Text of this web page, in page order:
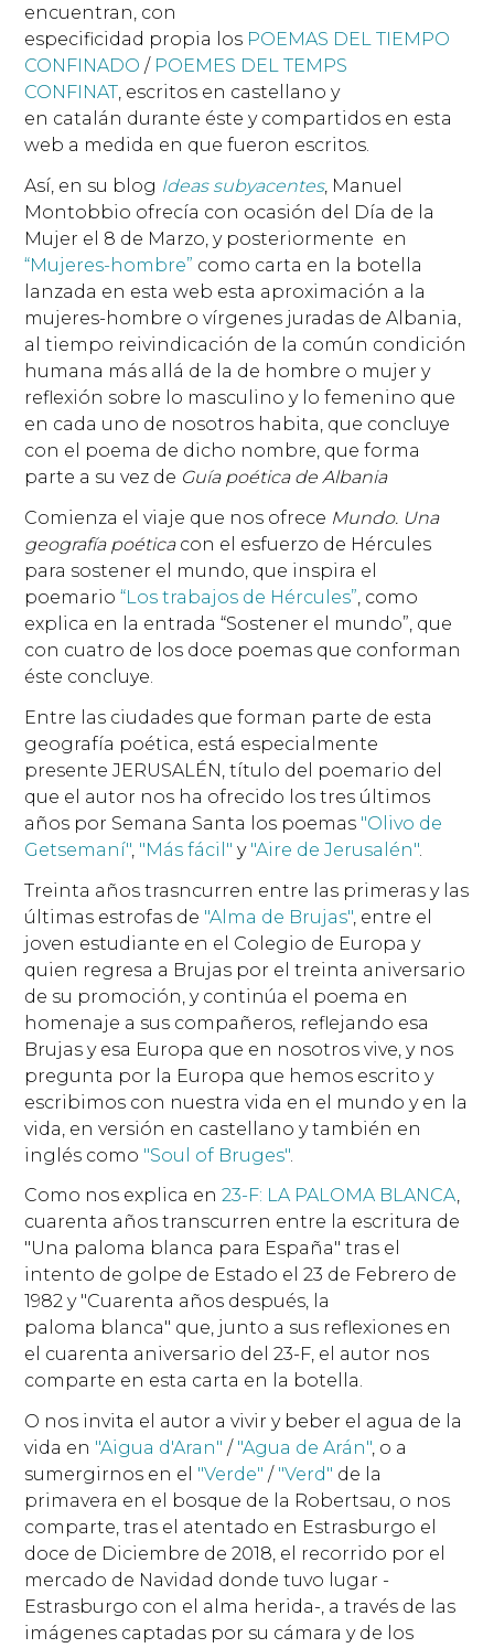
encuentran, con
especificidad propia los POEMAS DEL TIEMPO
CONFINADO / POEMES DEL TEMPS
CONFINAT, escritos en castellano y
en catalán durante éste y compartidos en esta
web a medida en que fueron escritos.
Así, en su blog Ideas subyacentes, Manuel
Montobbio ofrecía con ocasión del Día de la
Mujer el 8 de Marzo, y posteriormente en
“Mujeres-hombre” como carta en la botella
lanzada en esta web esta aproximación a la
mujeres-hombre o vírgenes juradas de Albania,
al tiempo reivindicación de la común condición
humana más allá de la de hombre o mujer y
reflexión sobre lo masculino y lo femenino que
en cada uno de nosotros habita, que concluye
con el poema de dicho nombre, que forma
parte a su vez de Guía poética de Albania
Comienza el viaje que nos ofrece Mundo. Una
geografía poética con el esfuerzo de Hércules
para sostener el mundo, que inspira el
poemario“Los trabajos de Hércules”, como
explica en la entrada “Sostener el mundo”, que
con cuatro de los doce poemas que conforman
éste concluye.
Entre las ciudades que forman parte de esta
geografía poética, está especialmente
presente JERUSALÉN, título del poemario del
que el autor nos ha ofrecido los tres últimos
años por Semana Santa los poemas "Olivo de
Getsemaní" "Más fácil" y "Aire de Jerusalén"
Treinta años trasncurren entre las primeras y las
últimas estrofas de "Alma de Brujas" , entre el
joven estudiante en el Colegio de Europa y
quien regresa a Brujas por el treinta aniversario
de su promoción, y continúa el poema en
homenaje a sus compañeros, reflejando esa
Brujas y esa Europa que en nosotros vive, y nos
pregunta por la Europa que hemos escrito y
escribimos con nuestra vida en el mundo y en la
vida, en versión en castellano y también en
inglés como "Soul of Bruges"
Como nos explica en23-F: LA PALOMA BLANCA,
cuarenta años transcurren entre la escritura de
"Una paloma blanca para España" tras el
intento de golpe de Estado el 23 de Febrero de
1982 y "Cuarenta años después, la
paloma blanca" que, junto a sus reflexiones en
el cuarenta aniversario del 23-F, el autor nos
comparte en esta carta en la botella.
O nos invita el autor a vivir y beber el agua de la
vida en "Aigua d'Aran" / "Agua de Arán", o a
sumergirnos en el "Verde" / "Verd" de la
primavera en el bosque de la Robertsau, o nos
comparte, tras el atentado en Estrasburgo el
doce de Diciembre de 2018, el recorrido por el
mercado de Navidad donde tuvo lugar -
Estrasburgo con el alma herida-, a través de las
imágenes captadas por su cámara y de los